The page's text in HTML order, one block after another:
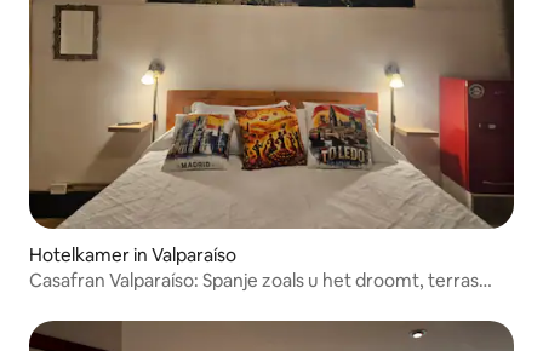
Hotelkamer in Valparaíso
Casafran Valparaíso: Spanje zoals u het droomt, terras